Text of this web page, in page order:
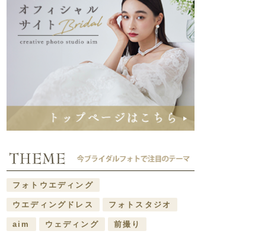
フォトウエディング
ウエディングドレス フォトスタジオ
aim ウェディング 前撮り